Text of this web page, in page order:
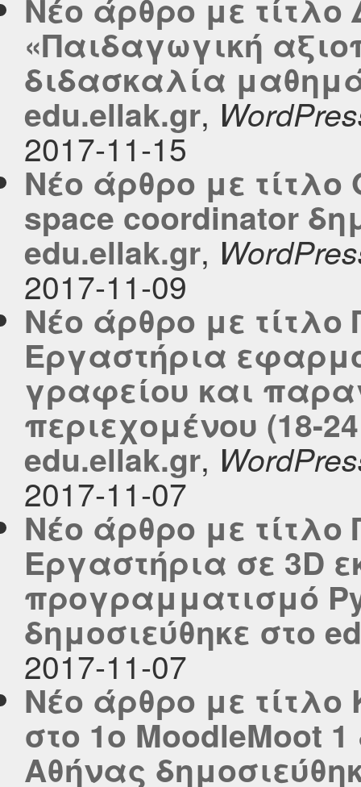
Νέο άρθρο με
«Παιδαγωγική
διδασκαλία
edu.ellak.gr,
2017-11-15
Νέο άρθρο με τίτλο
space coordinator
edu.ellak.gr,
2017-11-09
Νέο άρθρο με
Εργαστήρια
γραφείου και
περιεχομένου (18-
edu.ellak.gr,
2017-11-07
Νέο άρθρο με
Εργαστήρια σε 3D
προγραμματισμό
δημοσιεύθηκε στο
2017-11-07
Νέο άρθρο με
στο 1ο MoodleMoot
Αθήνας